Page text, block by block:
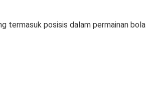
termasuk posisis dalam permainan bola